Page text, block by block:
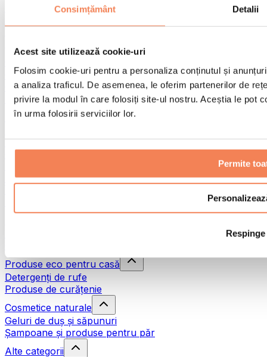
Consimțământ Detalii
Acest site utilizează cookie-uri
Folosim cookie-uri pentru a personaliza conținutul și
a analiza traficul. De asemenea, le oferim partenerilor de
privire la modul în care folosiți site-ul nostru. Aceștia le pot
în urma folosirii serviciilor lor.
Permite
Respinge
Pistoale de masaj
Genți și accesorii pentru alimente
Genți pentru sala de sport
Rucsacuri
Accesorii în funcție de activitate
Sporturi de contact
Terapie prin frig
Produse eco pentru casă
Detergenți de rufe
Produse de curățenie
Cosmetice naturale
Geluri de duș și săpunuri
Șampoane și produse pentru păr
Alte categorii